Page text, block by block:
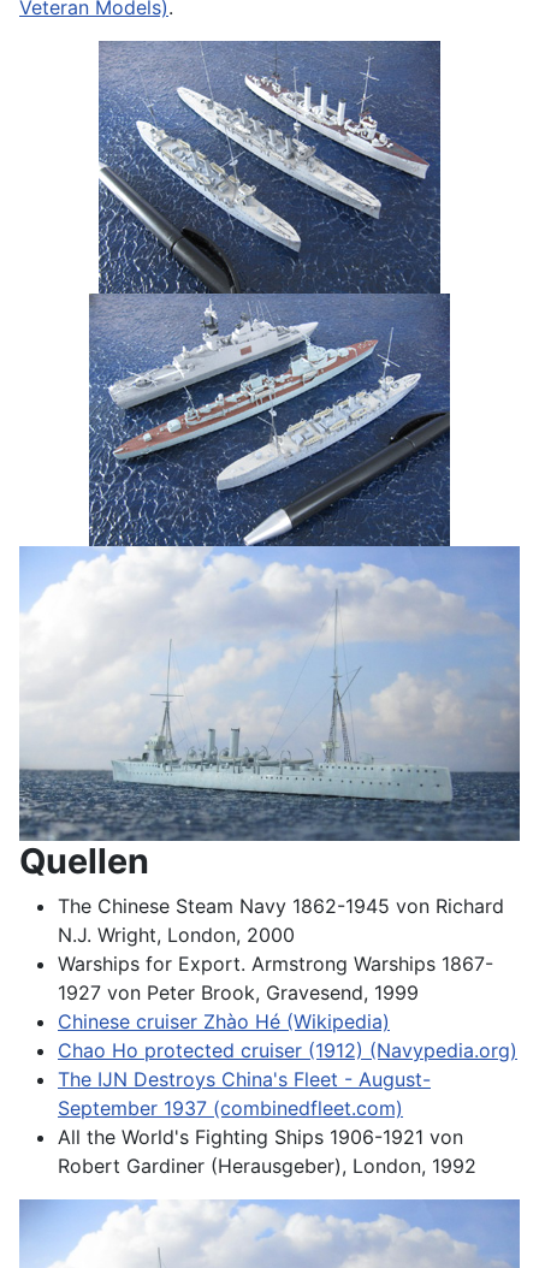
Veteran Models).
Quellen
The Chinese Steam Navy 1862-1945 von Richard
N.J. Wright, London, 2000
Warships for Export. Armstrong Warships 1867-
1927 von Peter Brook, Gravesend, 1999
Chinese cruiser Zhào Hé (Wikipedia)
Chao Ho protected cruiser (1912) (Navypedia.org)
The IJN Destroys China's Fleet - August-
September 1937 (combinedfleet.com)
All the World's Fighting Ships 1906-1921 von
Robert Gardiner (Herausgeber), London, 1992